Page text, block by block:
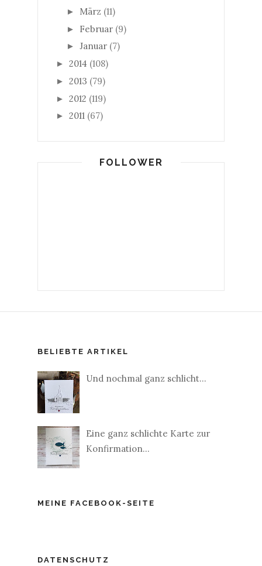
► März (11)
► Februar (9)
► Januar (7)
► 2014 (108)
► 2013 (79)
► 2012 (119)
► 2011 (67)
FOLLOWER
BELIEBTE ARTIKEL
Und nochmal ganz schlicht...
Eine ganz schlichte Karte zur
Konfirmation...
MEINE FACEBOOK-SEITE
DATENSCHUTZ